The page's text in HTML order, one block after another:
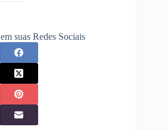
suas Redes Sociais